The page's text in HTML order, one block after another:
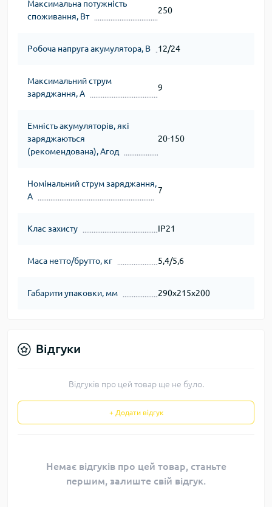
Максимальна потужнiсть
споживання, Вт
250
Робоча напруга акумулятора, В 12/24
Максимальний струм
заряджання, А
9
Емнiсть акумуляторiв, якi
заряджаються
(рекомендована), Агод
20-150
Номiнальний струм заряджання,
А
7
Клас захисту IP21
Маса нетто/брутто, кг 5,4/5,6
Габарити упаковки, мм 290х215х200
Відгуки
Відгуків про цей товар ще не було.
+ Додати відгук
Немає відгуків про цей товар, станьте
першим, залиште свій відгук.